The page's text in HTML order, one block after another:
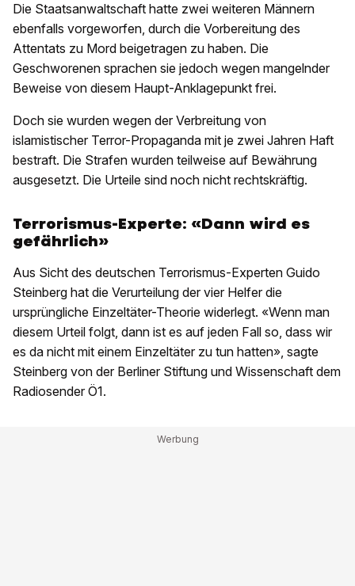
Die Staatsanwaltschaft hatte zwei weiteren Männern
ebenfalls vorgeworfen, durch die Vorbereitung des
Attentats zu Mord beigetragen zu haben. Die
Geschworenen sprachen sie jedoch wegen mangelnder
Beweise von diesem Haupt-Anklagepunkt frei.
Doch sie wurden wegen der Verbreitung von
islamistischer Terror-Propaganda mit je zwei Jahren Haft
bestraft. Die Strafen wurden teilweise auf Bewährung
ausgesetzt. Die Urteile sind noch nicht rechtskräftig.
Terrorismus-Experte: «Dann wird es
gefährlich»
Aus Sicht des deutschen Terrorismus-Experten Guido
Steinberg hat die Verurteilung der vier Helfer die
ursprüngliche Einzeltäter-Theorie widerlegt. «Wenn man
diesem Urteil folgt, dann ist es auf jeden Fall so, dass wir
es da nicht mit einem Einzeltäter zu tun hatten», sagte
Steinberg von der Berliner Stiftung und Wissenschaft dem
Radiosender Ö1.